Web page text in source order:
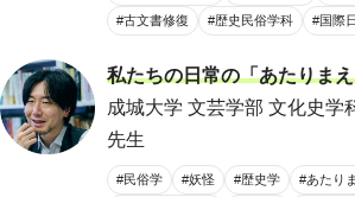
#古文書修復 #歴史民俗学科 #国際
私たちの日常の「あたりま
成城大学 文芸学部 文化史学
先生
#民俗学 #妖怪 #歴史学 #あたり